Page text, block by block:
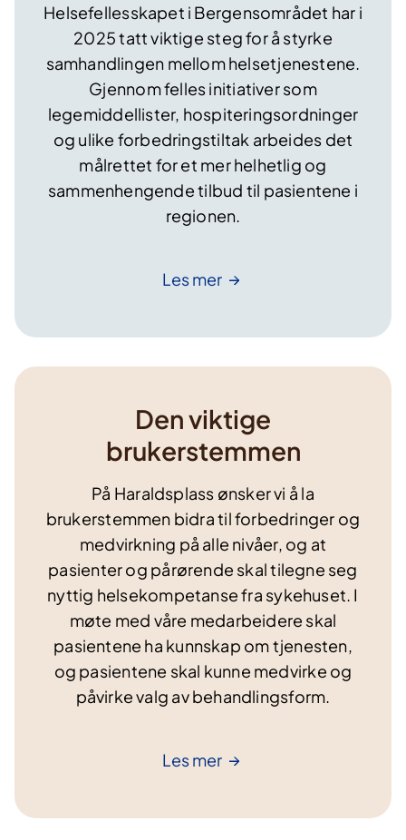
Helsefellesskapet i Bergensområdet har i
2025 tatt viktige steg for å styrke
samhandlingen mellom helsetjenestene.
Gjennom felles initiativer som
legemiddellister, hospiteringsordninger
og ulike forbedringstiltak arbeides det
målrettet for et mer helhetlig og
sammenhengende tilbud til pasientene i
regionen.
Lesmer
Den viktige
brukerstemmen
På Haraldsplass ønsker vi å la
brukerstemmen bidra til forbedringer og
medvirkning på alle nivåer, og at
pasienter og pårørende skal tilegne seg
nyttig helsekompetanse fra sykehuset. I
møte med våre medarbeidere skal
pasientene ha kunnskap om tjenesten,
og pasientene skal kunne medvirke og
påvirke valg av behandlingsform.
Lesmer